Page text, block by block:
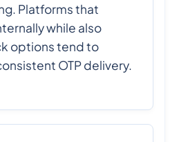
Platforms that
while also
options tend to
OTP delivery.